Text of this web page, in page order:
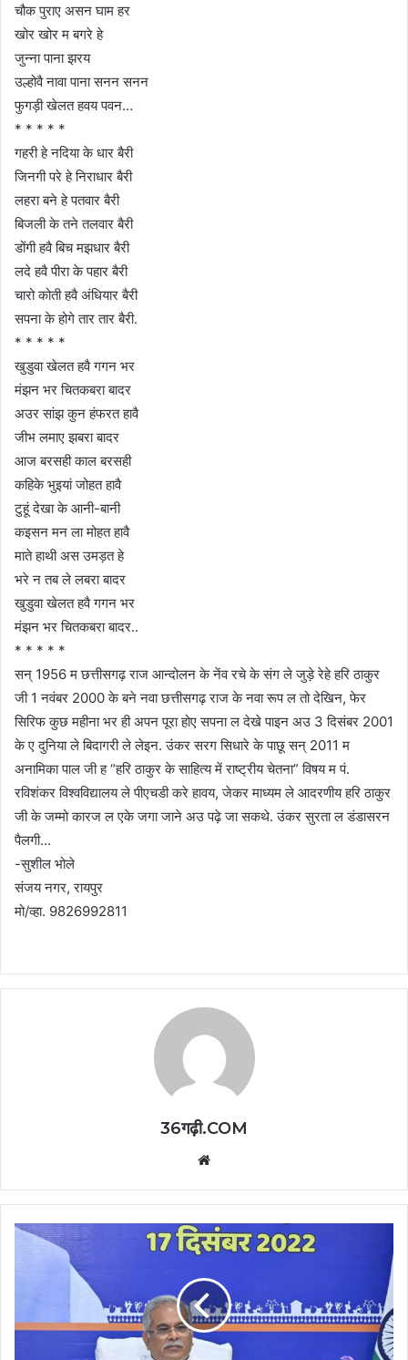
चौक पुराए असन घाम हर
खोर खोर म बगरे हे
जुन्ना पाना झरय
उल्होवै नावा पाना सनन सनन
फुगड़ी खेलत हवय पवन…
* * * * *
गहरी हे नदिया के धार बैरी
जिनगी परे हे निराधार बैरी
लहरा बने हे पतवार बैरी
बिजली के तने तलवार बैरी
डोंगी हवै बिच मझधार बैरी
लदे हवै पीरा के पहार बैरी
चारो कोती हवै अंधियार बैरी
सपना के होगे तार तार बैरी.
* * * * *
खुडुवा खेलत हवै गगन भर
मंझन भर चितकबरा बादर
अउर सांझ कुन हंफरत हावै
जीभ लमाए झबरा बादर
आज बरसही काल बरसही
कहिके भुइयां जोहत हावै
टुहूं देखा के आनी-बानी
कइसन मन ला मोहत हावै
माते हाथी अस उमड़त हे
भरे न तब ले लबरा बादर
खुडुवा खेलत हवै गगन भर
मंझन भर चितकबरा बादर..
* * * * *
सन् 1956 म छत्तीसगढ़ राज आन्दोलन के नेंव रचे के संग ले जुड़े रेहे हरि ठाकुर
जी 1 नवंबर 2000 के बने नवा छत्तीसगढ़ राज के नवा रूप ल तो देखिन, फेर
सिरिफ कुछ महीना भर ही अपन पूरा होए सपना ल देखे पाइन अउ 3 दिसंबर 2001
के ए दुनिया ले बिदागरी ले लेइन. उंकर सरग सिधारे के पाछू सन् 2011 म
अनामिका पाल जी ह “हरि ठाकुर के साहित्य में राष्ट्रीय चेतना” विषय म पं.
रविशंकर विश्वविद्यालय ले पीएचडी करे हावय, जेकर माध्यम ले आदरणीय हरि ठाकुर
जी के जम्मो कारज ल एके जगा जाने अउ पढ़े जा सकथे. उंकर सुरता ल डंडासरन
पैलगी…
-सुशील भोले
संजय नगर, रायपुर
मो/व्हा. 9826992811
36गढ़ी.COM